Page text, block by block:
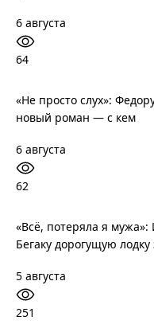
6 августа
64
«Не просто слух»:
новый роман — с кем
6 августа
62
«Всё, потеряла я
Бегаку дорогущую
5 августа
251